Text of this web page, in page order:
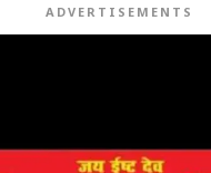
ADVERTISEMENTS